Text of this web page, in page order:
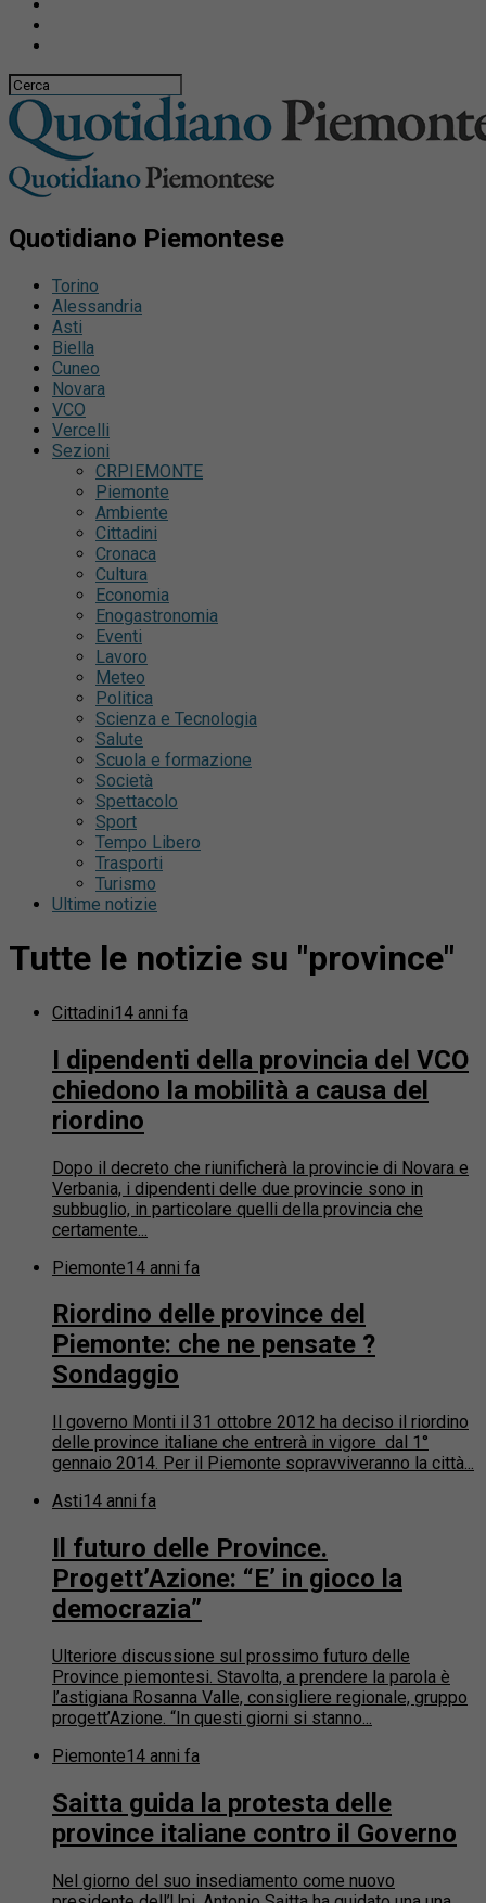
Quotidiano Piemontese
Torino
Alessandria
Asti
Biella
Cuneo
Novara
VCO
Vercelli
Sezioni
CRPIEMONTE
Piemonte
Ambiente
Cittadini
Cronaca
Cultura
Economia
Enogastronomia
Eventi
Lavoro
Meteo
Politica
Scienza e Tecnologia
Salute
Scuola e formazione
Società
Spettacolo
Sport
Tempo Libero
Trasporti
Turismo
Ultime notizie
Tutte le notizie su "province"
Cittadini14 anni fa
I dipendenti della provincia del VCO
chiedono la mobilità a causa del
riordino
Dopo il decreto che riunificherà la provincie di Novara e
Verbania, i dipendenti delle due provincie sono in
subbuglio, in particolare quelli della provincia che
certamente...
Piemonte14 anni fa
Riordino delle province del
Piemonte: che ne pensate ?
Sondaggio
Il governo Monti il 31 ottobre 2012 ha deciso il riordino
delle province italiane che entrerà in vigore dal 1°
gennaio 2014. Per il Piemonte sopravviveranno la città...
Asti14 anni fa
Il futuro delle Province.
Progett’Azione: “E’ in gioco la
democrazia”
Ulteriore discussione sul prossimo futuro delle
Province piemontesi. Stavolta, a prendere la parola è
l’astigiana Rosanna Valle, consigliere regionale, gruppo
progett’Azione. “In questi giorni si stanno...
Piemonte14 anni fa
Saitta guida la protesta delle
province italiane contro il Governo
Nel giorno del suo insediamento come nuovo